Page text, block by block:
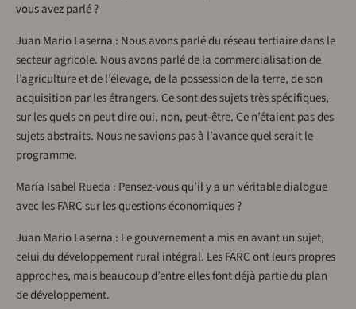
vous avez parlé ?
Juan Mario Laserna : Nous avons parlé du réseau tertiaire dans le
secteur agricole. Nous avons parlé de la commercialisation de
l’agriculture et de l’élevage, de la possession de la terre, de son
acquisition par les étrangers. Ce sont des sujets très spécifiques,
sur les quels on peut dire oui, non, peut-être. Ce n’étaient pas des
sujets abstraits. Nous ne savions pas à l’avance quel serait le
programme.
María Isabel Rueda : Pensez-vous qu’il y a un véritable dialogue
avec les FARC sur les questions économiques ?
Juan Mario Laserna : Le gouvernement a mis en avant un sujet,
celui du développement rural intégral. Les FARC ont leurs propres
approches, mais beaucoup d’entre elles font déjà partie du plan
de développement.